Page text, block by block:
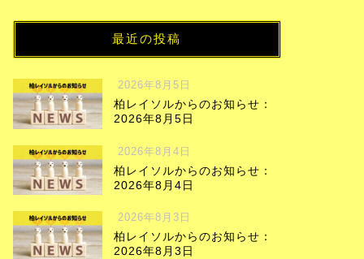
最近の投稿
2026年8月5日
柏レイソルからのお知らせ：
2026年8月5日
2026年8月4日
柏レイソルからのお知らせ：
2026年8月4日
2026年8月3日
柏レイソルからのお知らせ：
2026年8月3日